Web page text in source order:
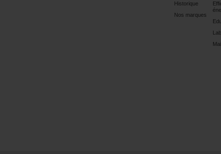
Historique
Nos marques